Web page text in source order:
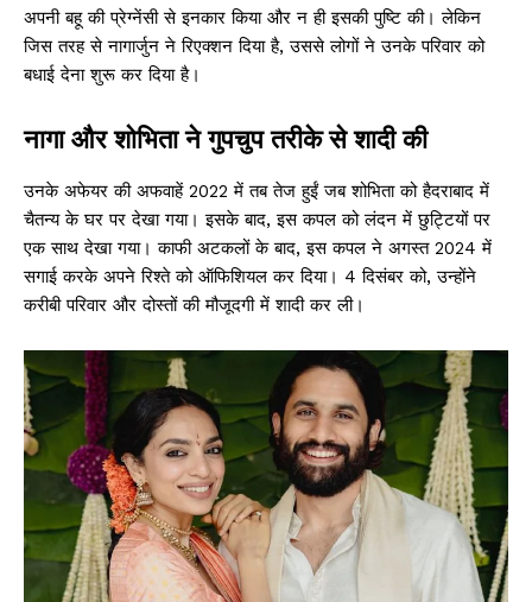
अपनी बहू की प्रेग्नेंसी से इनकार किया और न ही इसकी पुष्टि की। लेकिन
जिस तरह से नागार्जुन ने रिएक्शन दिया है, उससे लोगों ने उनके परिवार को
बधाई देना शुरू कर दिया है।
नागा और शोभिता ने गुपचुप तरीके से शादी की
उनके अफेयर की अफवाहें 2022 में तब तेज हुईं जब शोभिता को हैदराबाद में
चैतन्य के घर पर देखा गया। इसके बाद, इस कपल को लंदन में छुट्टियों पर
एक साथ देखा गया। काफी अटकलों के बाद, इस कपल ने अगस्त 2024 में
सगाई करके अपने रिश्ते को ऑफिशियल कर दिया। 4 दिसंबर को, उन्होंने
करीबी परिवार और दोस्तों की मौजूदगी में शादी कर ली।